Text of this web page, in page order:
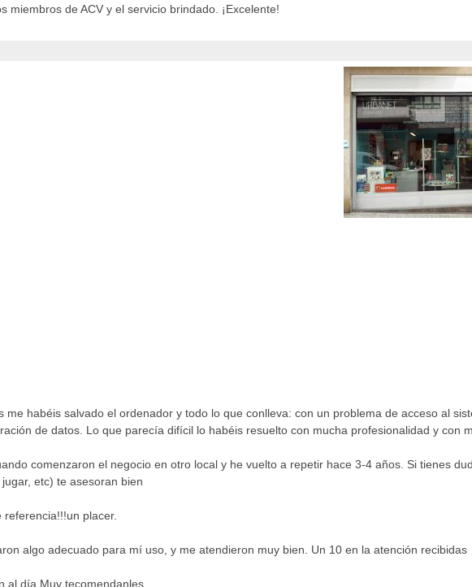
de ACV y el servicio brindado. ¡Excelente!
habéis salvado el ordenador y todo lo que conlleva: con un problema de acceso al
de datos. Lo que parecía difícil lo habéis resuelto con mucha profesionalidad y con
comenzaron el negocio en otro local y he vuelto a repetir hace 3-4 años. Si tienes
etc) te asesoran bien
placer.
algo adecuado para mí uso, y me atendieron muy bien. Un 10 en la atención recibidas
al día Muy tecomendanles